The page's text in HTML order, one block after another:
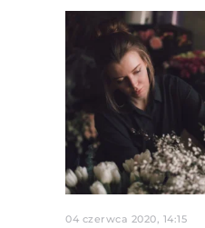
04 czerwca 2020, 14:15